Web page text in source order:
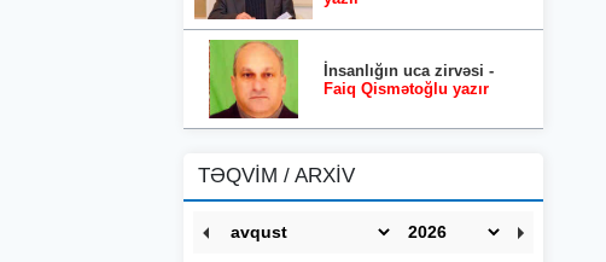
İnsanlığın uca zirvəsi -
Faiq Qismətoğlu yazır
TƏQVİM / ARXİV